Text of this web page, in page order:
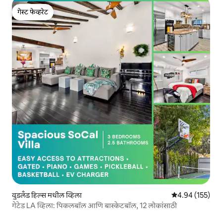
गेस्ट फेव्हरेट
गेस्ट फेव्हरेट
वुडलँड हिल्स मधील व्हिला 5 पैकी 4.94
4.94 (155)
गेटेड LA व्हिला: पिकलबॉल आणि बास्केटबॉल, 12 लोकांसाठी